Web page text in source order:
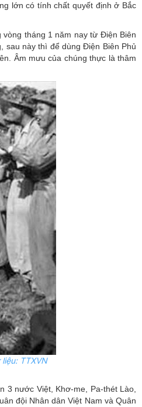
lớn có tính chất quyết định ở Bắc
tháng 1 năm nay từ Điện Biên
sau này thì để dùng Điện Biên Phủ
Âm mưu của chúng thực là thâm
TTXVN
3 nước Việt, Khơ-me, Pa-thét Lào,
đội Nhân dân Việt Nam và Quân